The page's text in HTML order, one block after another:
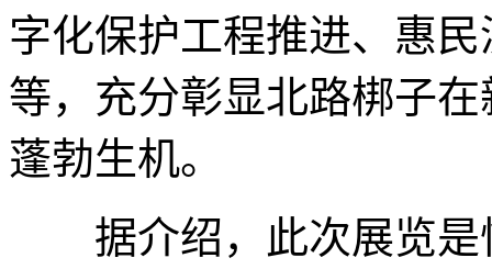
字化保护工程推进、惠
等，充分彰显北路梆子
蓬勃生机。
据介绍，此次展览是